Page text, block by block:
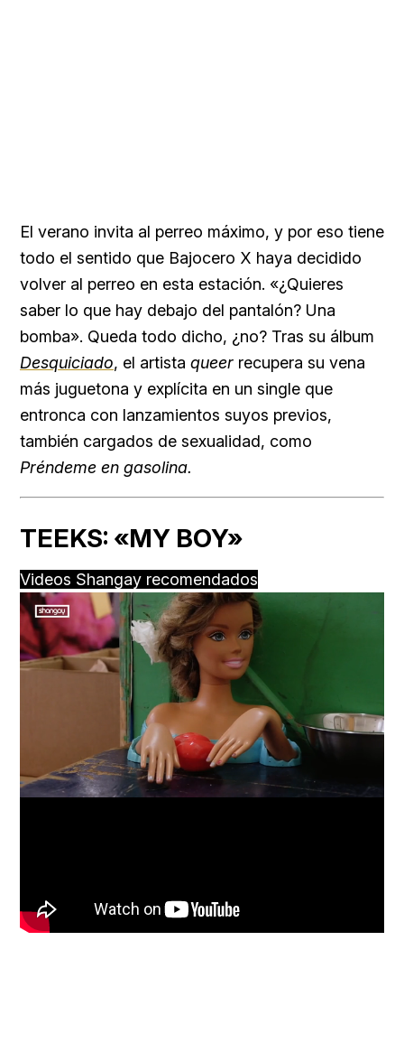
El verano invita al perreo máximo, y por eso tiene
todo el sentido que Bajocero X haya decidido
volver al perreo en esta estación. «¿Quieres
saber lo que hay debajo del pantalón? Una
bomba». Queda todo dicho, ¿no? Tras su álbum
Desquiciado, el artista queer recupera su vena
más juguetona y explícita en un single que
entronca con lanzamientos suyos previos,
también cargados de sexualidad, como
Préndeme en gasolina.
TEEKS: «MY BOY»
Videos Shangay recomendados
Unmute Loaded
45.22%